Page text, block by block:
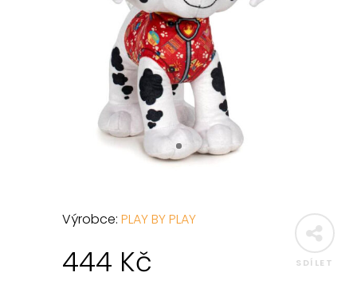
SDÍLET
Výrobce:PLAY BY PLAY
444 Kč